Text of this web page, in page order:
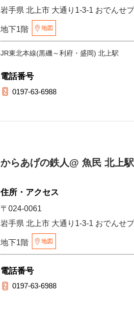
岩手県 北上市 大通り1-3-1 おでんせ
地下1階 地図
JR東北本線(黒磯～利府・盛岡) 北上駅
電話番号
0197-63-6988
からあげの鉄人@ 魚民 北上
住所・アクセス
〒024-0061
岩手県 北上市 大通り1-3-1 おでんせ
地下1階 地図
電話番号
0197-63-6988